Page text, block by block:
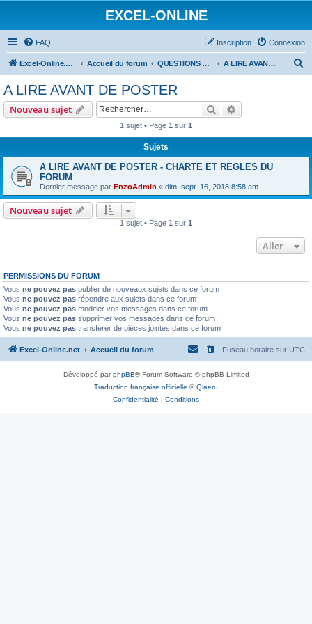
EXCEL-ONLINE
FAQ Connexion
Inscription
Excel-Online.net Accueil du forum QUESTIONS EXCEL A LIRE AVANT DE POSTER
e
A LIRE AVANT DE POSTER
Nouveau sujet Rechercher
1 sujet • Page 1 sur 1
Sujets
A LIRE AVANT DE POSTER - CHARTE ET REGLES DU
FORUM
Dernier message par EnzoAdmin « dim. sept. 16, 2018 8:58 am
Nouveau sujet
1 sujet • Page 1 sur 1
Aller
PERMISSIONS DU FORUM
Vous ne pouvez pas publier de nouveaux sujets dans ce forum
Vous ne pouvez pas répondre aux sujets dans ce forum
Vous ne pouvez pas modifier vos messages dans ce forum
Vous ne pouvez pas supprimer vos messages dans ce forum
Vous ne pouvez pas transférer de pièces jointes dans ce forum
Excel-Online.net Accueil du forum Fuseau horaire sur UTC
Développé parphpBB® Forum Software © phpBB Limited
Traduction française officielle ©Qiaeru
Confidentialité | Conditions